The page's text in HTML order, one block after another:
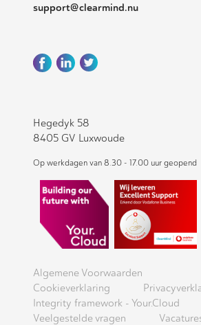
support@clearmind.nu
Hegedyk 58
8405 GV Luxwoude
Op werkdagen van 8.30 - 17.00 uur geopend
Algemene Voorwaarden
Cookieverklaring
Integrity framework - Your.Cloud
Veelgestelde vragen